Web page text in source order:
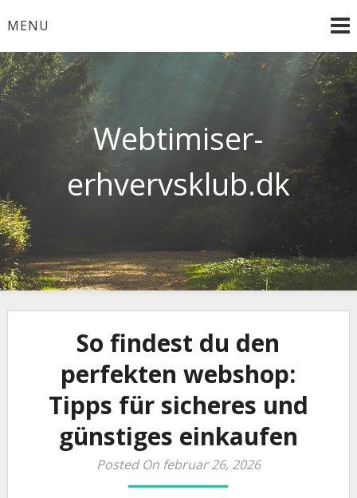
toMENU
Webtimiser-
erhvervsklub.dk
So findest du den
perfekten webshop:
Tipps für sicheres und
günstiges einkaufen
Posted On februar 26, 2026